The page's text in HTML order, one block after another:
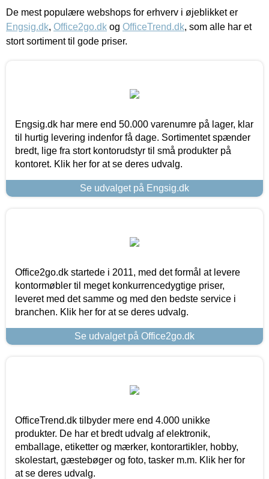
De mest populære webshops for erhverv i øjeblikket er
Engsig.dk, Office2go.dk og OfficeTrend.dk, som alle har et
stort sortiment til gode priser.
Engsig.dk har mere end 50.000 varenumre på lager, klar
til hurtig levering indenfor få dage. Sortimentet spænder
bredt, lige fra stort kontorudstyr til små produkter på
kontoret. Klik her for at se deres udvalg.
Se udvalget på Engsig.dk
Office2go.dk startede i 2011, med det formål at levere
kontormøbler til meget konkurrencedygtige priser,
leveret med det samme og med den bedste service i
branchen. Klik her for at se deres udvalg.
Se udvalget på Office2go.dk
OfficeTrend.dk tilbyder mere end 4.000 unikke
produkter. De har et bredt udvalg af elektronik,
emballage, etiketter og mærker, kontorartikler, hobby,
skolestart, gæstebøger og foto, tasker m.m. Klik her for
at se deres udvalg.